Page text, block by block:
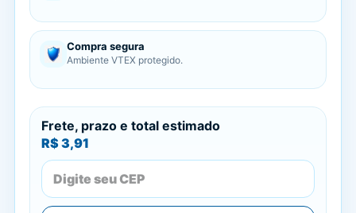
Compra segura
Ambiente VTEX protegido.
Frete, prazo e total estimado
R$ 3,91